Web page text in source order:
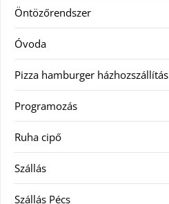
Öntözőrendszer
Óvoda
Pizza hamburger házhozszállítás
Programozás
Ruha cipő
Szállás
Szállás Pécs